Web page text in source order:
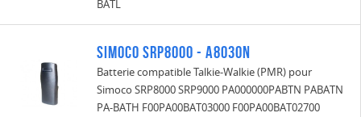
BATL
Simoco SRP8000 - A8030N
Batterie compatible Talkie-Walkie (PMR) pour
Simoco SRP8000 SRP9000 PA000000PABTN PABATN
PA-BATH F00PA00BAT03000 F00PA00BAT02700